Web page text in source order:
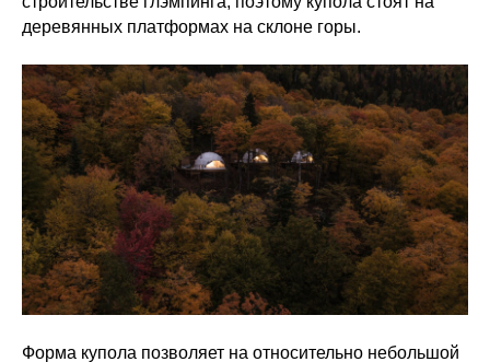
деревянных платформах на склоне горы.
Форма купола позволяет на относительно небольшой